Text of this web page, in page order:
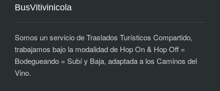
BusVitivinicola
Somos un servicio de Traslados Turísticos Compartido,
trabajamos bajo la modalidad de Hop On & Hop Off =
Bodegueando = Subí y Baja, adaptada a los Caminos del
Vino.